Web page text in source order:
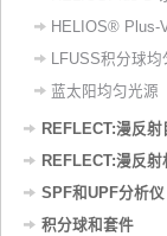
HELIOS® Plus-
LFUSS积分球均
蓝太阳均匀光源
REFLECT:漫反
REFLECT:漫反
SPF和UPF分析仪
积分球和套件